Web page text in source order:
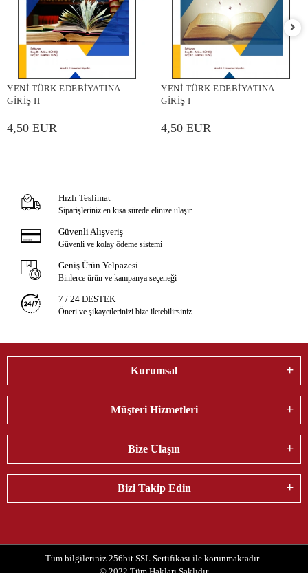
YENİ TÜRK EDEBİYATINA
GİRİŞ II
4,50 EUR
YENİ TÜRK EDEBİYATINA
GİRİŞ I
4,50 EUR
Hızlı Teslimat
Siparişleriniz en kısa sürede elinize ulaşır.
Güvenli Alışveriş
Güvenli ve kolay ödeme sistemi
Geniş Ürün Yelpazesi
Binlerce ürün ve kampanya seçeneği
7 / 24 DESTEK
Öneri ve şikayetlerinizi bize iletebilirsiniz.
Kurumsal
Müşteri Hizmetleri
Bize Ulaşın
Bizi Takip Edin
Tüm bilgileriniz 256bit SSL Sertifikası ile korunmaktadır.